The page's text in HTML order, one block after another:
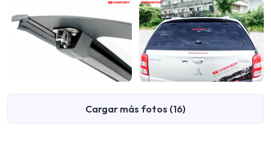
Cargar más fotos (16)